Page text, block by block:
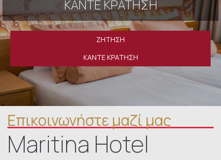
ΚΆΝΤΕ ΚΡΆΤΗΣΗ
ΖΉΤΗΣΗ
ΚΆΝΤΕ ΚΡΆΤΗΣΗ
Επικοινωνήστε μαζί μας
Maritina Hotel